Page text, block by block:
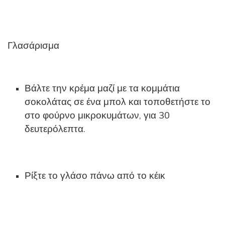
Γλασάρισμα
Βάλτε την κρέμα μαζί με τα κομμάτια
σοκολάτας σε ένα μπολ και τοποθετήστε το
στο φούρνο μικροκυμάτων, για 30
δευτερόλεπτα.
Ρίξτε το γλάσο πάνω από το κέικ